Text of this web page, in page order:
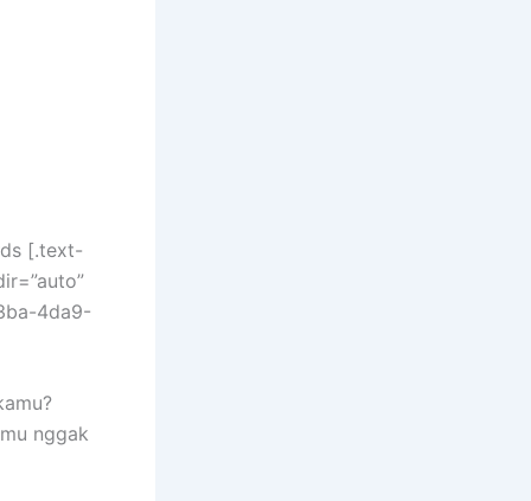
[.text-
4da9-
nggak